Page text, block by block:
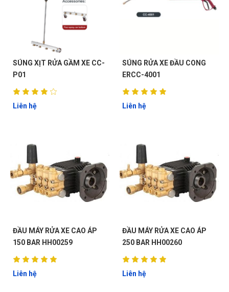
SÚNG XỊT RỬA GẦM XE CC-
P01
Liên hệ
SÚNG RỬA XE ĐẦU CONG
ERCC-4001
Liên hệ
ĐẦU MÁY RỬA XE CAO ÁP
150 BAR HH00259
Liên hệ
ĐẦU MÁY RỬA XE CAO ÁP
250 BAR HH00260
Liên hệ